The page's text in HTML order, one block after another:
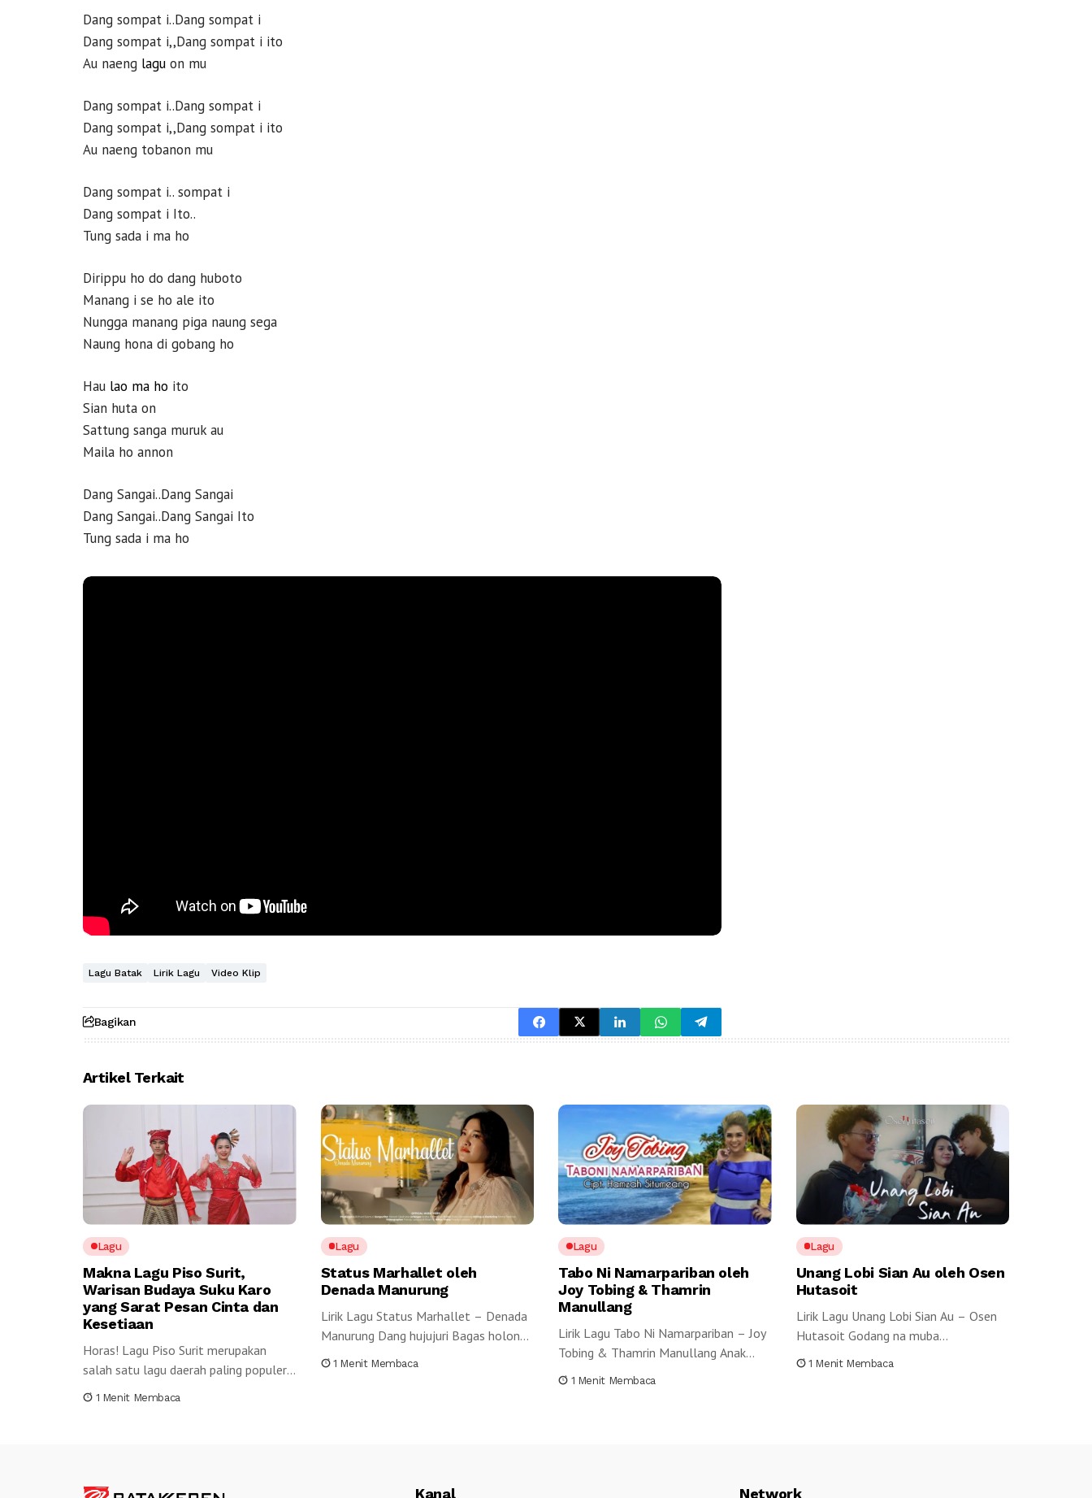
Dang sompat i..Dang sompat i
Dang sompat i,,Dang sompat i ito
Au naeng lagu on mu
Dang sompat i..Dang sompat i
Dang sompat i,,Dang sompat i ito
Au naeng tobanon mu
Dang sompat i.. sompat i
Dang sompat i Ito..
Tung sada i ma ho
Dirippu ho do dang huboto
Manang i se ho ale ito
Nungga manang piga naung sega
Naung hona di gobang ho
Hau lao ma ho ito
Sian huta on
Sattung sanga muruk au
Maila ho annon
Dang Sangai..Dang Sangai
Dang Sangai..Dang Sangai Ito
Tung sada i ma ho
Lagu Batak Lirik Lagu Video Klip
Bagikan
Artikel Terkait
Lagu
Makna Lagu Piso Surit,
Warisan Budaya Suku Karo
yang Sarat Pesan Cinta dan
Kesetiaan
Horas! Lagu Piso Surit merupakan
salah satu lagu daerah paling populer
yang berasal dari...
1 Menit Membaca
Lagu
Status Marhallet oleh
Denada Manurung
Lirik Lagu Status Marhallet – Denada
Manurung Dang hujujuri Bagas holong
miTarunduk...
1 Menit Membaca
Lagu
Tabo Ni Namarpariban oleh
Joy Tobing & Thamrin
Manullang
Lirik Lagu Tabo Ni Namarpariban – Joy
Tobing & Thamrin Manullang Anak...
1 Menit Membaca
Lagu
Unang Lobi Sian Au oleh Osen
Hutasoit
Lirik Lagu Unang Lobi Sian Au – Osen
Hutasoit Godang na muba...
1 Menit Membaca
Kanal Network